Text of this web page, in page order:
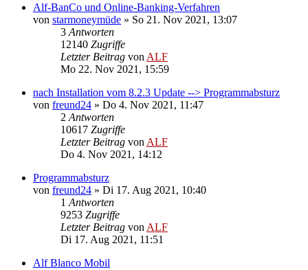
Alf-BanCo und Online-Banking-Verfahren
von starmoneymüde » So 21. Nov 2021, 13:07
3 Antworten
12140 Zugriffe
Letzter Beitrag von ALF
Mo 22. Nov 2021, 15:59
nach Installation vom 8.2.3 Update --> Programmabsturz
von freund24 » Do 4. Nov 2021, 11:47
2 Antworten
10617 Zugriffe
Letzter Beitrag von ALF
Do 4. Nov 2021, 14:12
Programmabsturz
von freund24 » Di 17. Aug 2021, 10:40
1 Antworten
9253 Zugriffe
Letzter Beitrag von ALF
Di 17. Aug 2021, 11:51
Alf Blanco Mobil